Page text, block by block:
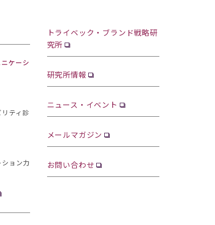
ケーシ
ティ診
ョン力
トライベック・ブランド戦略研
究所
研究所情報
ニュース・イベント
メールマガジン
お問い合わせ